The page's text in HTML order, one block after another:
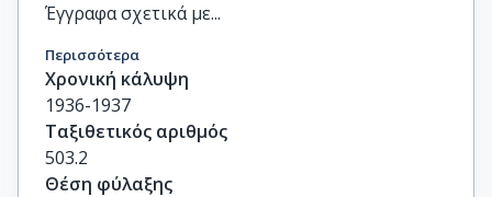
Έγγραφα σχετικά με...
Περισσότερα
Χρονική κάλυψη
1936-1937
Ταξιθετικός αριθμός
503.2
Θέση φύλαξης